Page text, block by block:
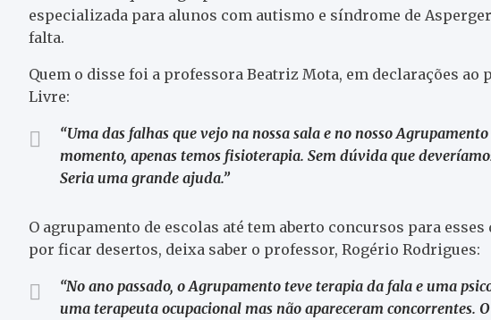
especializada para alunos com autismo e síndrome de
falta.
Quem o disse foi a professora Beatriz Mota, em declarações ao
Livre:
“Uma das falhas que vejo na nossa sala e no nosso
momento, apenas temos fisioterapia. Sem dúvida que
Seria uma grande ajuda.”
O agrupamento de escolas até tem aberto concursos para
por ficar desertos, deixa saber o professor, Rogério Rodrigues:
“No ano passado, o Agrupamento teve terapia da fala e uma
uma terapeuta ocupacional mas não apareceram concorrentes.